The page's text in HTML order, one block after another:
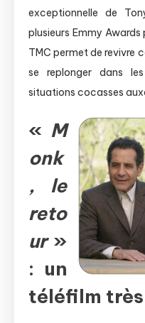
exceptionnelle de
plusieurs Emmy Awards
TMC permet de revivre
se replonger dans
situations cocasses
« M
onk
, le
reto
ur»
: un
téléfilm